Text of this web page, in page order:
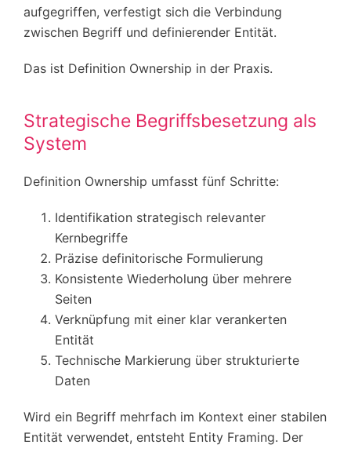
aufgegriffen, verfestigt sich die Verbindung
zwischen Begriff und definierender Entität.
Das ist Definition Ownership in der Praxis.
Strategische Begriffsbesetzung als
System
Definition Ownership umfasst fünf Schritte:
Identifikation strategisch relevanter
Kernbegriffe
Präzise definitorische Formulierung
Konsistente Wiederholung über mehrere
Seiten
Verknüpfung mit einer klar verankerten
Entität
Technische Markierung über strukturierte
Daten
Wird ein Begriff mehrfach im Kontext einer stabilen
Entität verwendet, entsteht Entity Framing. Der